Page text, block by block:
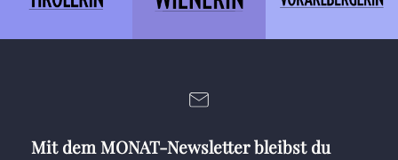
Mit dem MONAT-Newsletter bleibst du